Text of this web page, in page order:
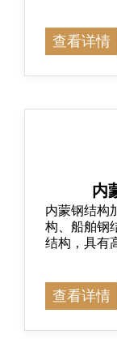
查看详情
内
内蒙钢结构
构、‌船舶钢
结构，具有
查看详情